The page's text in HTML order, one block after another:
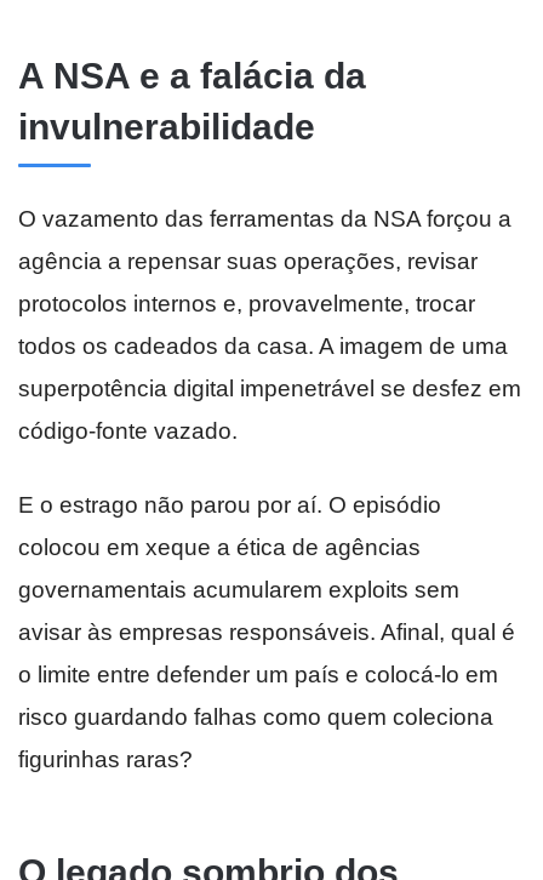
A NSA e a falácia da
invulnerabilidade
O vazamento das ferramentas da NSA forçou a
agência a repensar suas operações, revisar
protocolos internos e, provavelmente, trocar
todos os cadeados da casa. A imagem de uma
superpotência digital impenetrável se desfez em
código-fonte vazado.
E o estrago não parou por aí. O episódio
colocou em xeque a ética de agências
governamentais acumularem exploits sem
avisar às empresas responsáveis. Afinal, qual é
o limite entre defender um país e colocá-lo em
risco guardando falhas como quem coleciona
figurinhas raras?
O legado sombrio dos